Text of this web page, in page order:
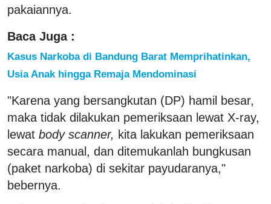
pakaiannya.
Baca Juga :
Kasus Narkoba di Bandung Barat Memprihatinkan,
Usia Anak hingga Remaja Mendominasi
"Karena yang bersangkutan (DP) hamil besar,
maka tidak dilakukan pemeriksaan lewat X-ray,
lewat body scanner, kita lakukan pemeriksaan
secara manual, dan ditemukanlah bungkusan
(paket narkoba) di sekitar payudaranya,"
bebernya.